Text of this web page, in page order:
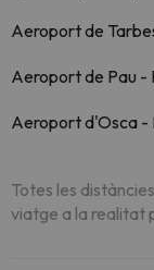
Aeroport de
Aeroport de Pau -
Aeroport d'Osca -
Totes les
viatge a la realitat